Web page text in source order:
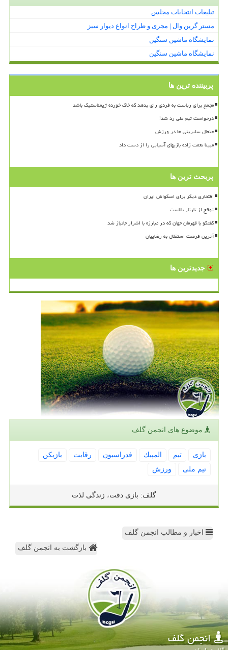
تبلیغات انتخابات مجلس
مستر گرین وال | مجری و طراح انواع دیوار سبز
نمایشگاه ماشین سنگین
نمایشگاه ماشین سنگین
پربیننده ترین ها
مجمع برای ریاست به فردی رای بدهد که خاک خورده ژیمناستیک باشد
درخواست تیم ملی رد شد!
جنجال سلبریتی ها در ورزش
مبینا نعمت زاده بازیهای آسیایی را از دست داد
پربحث ترین ها
افتخاری دیگر برای اسکواش ایران
توقع از تارتار بالاست
گفتگو با قهرمان جهان که در مبارزه با اشرار جانباز شد
آخرین فرصت استقلال به رضاییان
جدیدترین ها
موضوع های انجمن گلف
بازی تیم المپیك فدراسیون رقابت
بازیكن
تیم ملی
ورزش
گلف: بازی دقت، زندگی لذت
اخبار و مطالب انجمن گلف
بازگشت به انجمن گلف
انجمن گلف